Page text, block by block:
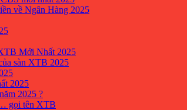
về Ngân Hàng 2025
Mới Nhất 2025
sàn XTB 2025
2025
2025 ?
gọi tên XTB